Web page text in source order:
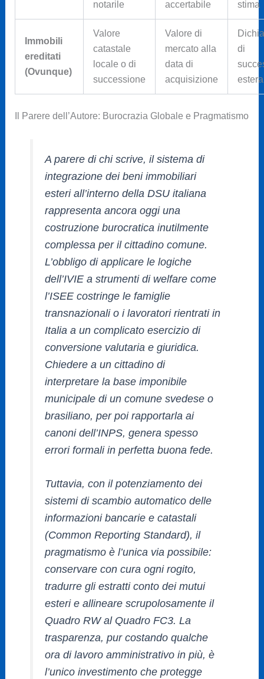
notarile accertabile stima
Immobili
ereditati
(Ovunque)
Valore
catastale
locale o di
successione
Valore di
mercato alla
data di
acquisizione
di
estera
Il Parere dell’Autore: Burocrazia Globale e Pragmatismo
A parere di chi scrive, il sistema di
integrazione dei beni immobiliari
esteri all’interno della DSU italiana
rappresenta ancora oggi una
costruzione burocratica inutilmente
complessa per il cittadino comune.
L’obbligo di applicare le logiche
dell’IVIE a strumenti di welfare come
l’ISEE costringe le famiglie
transnazionali o i lavoratori rientrati in
Italia a un complicato esercizio di
conversione valutaria e giuridica.
Chiedere a un cittadino di
interpretare la base imponibile
municipale di un comune svedese o
brasiliano, per poi rapportarla ai
canoni dell’INPS, genera spesso
errori formali in perfetta buona fede.
Tuttavia, con il potenziamento dei
sistemi di scambio automatico delle
informazioni bancarie e catastali
(Common Reporting Standard), il
pragmatismo è l’unica via possibile:
conservare con cura ogni rogito,
tradurre gli estratti conto dei mutui
esteri e allineare scrupolosamente il
Quadro RW al Quadro FC3. La
trasparenza, pur costando qualche
ora di lavoro amministrativo in più, è
l’unico investimento che protegge